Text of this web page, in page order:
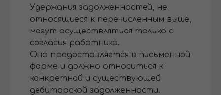
Удержания задолженностей, не
относящиеся к перечисленным выше,
могут осуществляться только с
согласия работника.
Оно предоставляется в письменной
форме и должно относиться к
конкретной и существующей
дебиторской задолженности.